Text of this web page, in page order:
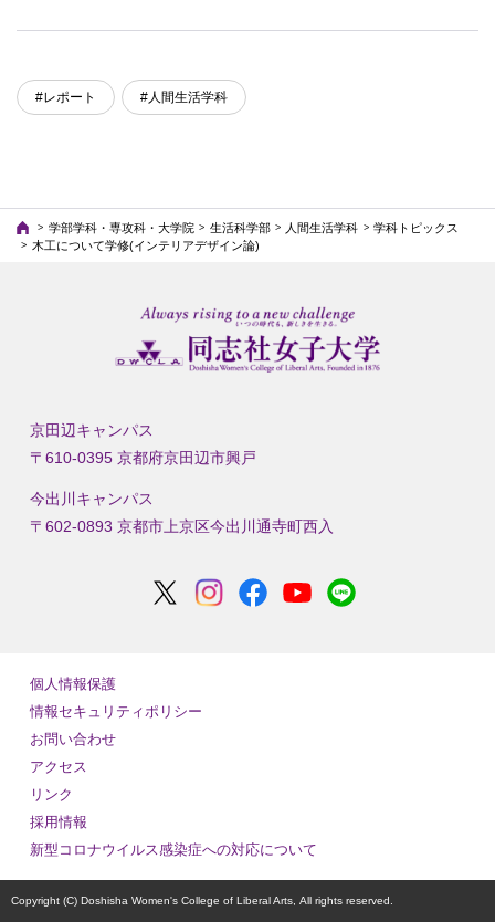
#レポート #人間生活学科
学部学科・専攻科・大学院 生活科学部 人間生活学科
学科トピックス
木工について学修(インテリアデザイン論)
京田辺キャンパス
〒610-0395 京都府京田辺市興戸
今出川キャンパス
〒602-0893 京都市上京区今出川通寺町西入
個人情報保護
情報セキュリティポリシー
お問い合わせ
アクセス
リンク
採用情報
新型コロナウイルス感染症への対応について
Copyright (C) Doshisha Women's College of Liberal Arts, All rights reserved.